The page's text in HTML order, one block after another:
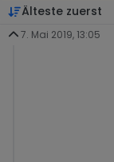
Älteste zuerst
7. Mai 2019, 13:05